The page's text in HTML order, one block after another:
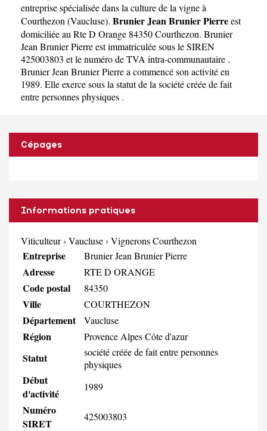
entreprise spécialisée dans la culture de la vigne à
Courthezon (Vaucluse). Brunier Jean Brunier Pierreest
domiciliée au Rte D Orange 84350 Courthezon. Brunier
Jean Brunier Pierre est immatriculée sous le SIREN
425003803 et le numéro de TVA intra-communautaire .
Brunier Jean Brunier Pierre a commencé son activité en
1989. Elle exerce sous la statut de la société créée de fait
entre personnes physiques .
Cépages
Informations pratiques
Viticulteur› Vaucluse› Vignerons Courthezon
Entreprise Brunier Jean Brunier Pierre
Adresse RTE D ORANGE
Code postal 84350
Ville COURTHEZON
Département Vaucluse
Région Provence Alpes Côte d'azur
Statut
société créée de fait entre personnes
physiques
Début
d'activité
1989
Numéro
SIRET
425003803